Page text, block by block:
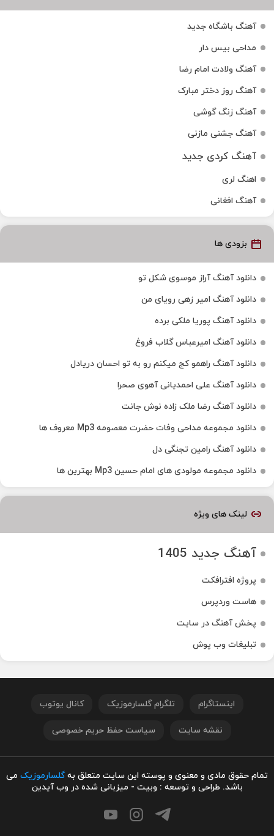
آهنگ باشگاه جدید
مداحی بیس دار
آهنگ ولادت امام رضا
آهنگ روز دختر مبارک
آهنگ زنگ گوشی
آهنگ جشنی مازنی
آهنگ کردی جدید
اهنگ لری
آهنگ افغانی
بزودی ها
دانلود آهنگ آراز موسوی شکل تو
دانلود آهنگ امیر زهی رویای من
دانلود آهنگ پوریا ملکی برده
دانلود آهنگ امیرعباس گلاب فروغ
دانلود آهنگ راهمو کج میکنم رو به تو احسان دریادل
دانلود آهنگ علی احمدیانی آهوی صحرا
دانلود آهنگ رضا ملک زاده نوش جانت
دانلود مجموعه مداحی وفات حضرت معصومه Mp3 معروف ها
دانلود آهنگ رامین تجنگی دل
دانلود مجموعه مولودی های امام حسین Mp3 بهترین ها
لینک های ویژه
آهنگ جدید 1405
پروژه افترافکت
هاست وردپرس
پخش آهنگ در سایت
تبلیغات وب پوش
اینستاگرام تلگرام گلسارموزیک کانال یوتوب
نقشه سایت سیاست حفظ حریم خصوصی
تمام حقوق مادی و معنوی و پوسته این سایت متعلق بهگلسارموزیک می
باشد. طراحی و توسعه : وبیت - میزبانی شده در وب آیدین